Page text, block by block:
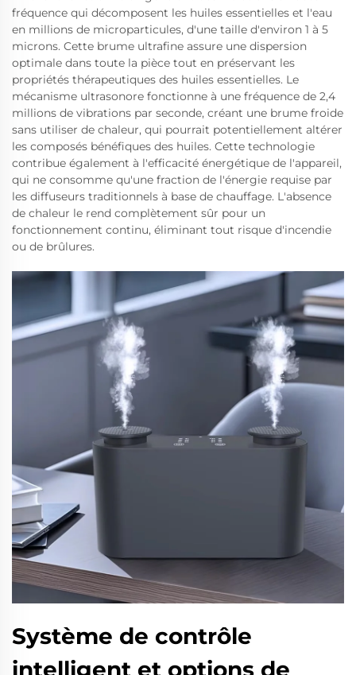
fréquence qui décomposent les huiles essentielles et l'eau
en millions de microparticules, d'une taille d'environ 1 à 5
microns. Cette brume ultrafine assure une dispersion
optimale dans toute la pièce tout en préservant les
propriétés thérapeutiques des huiles essentielles. Le
mécanisme ultrasonore fonctionne à une fréquence de 2,4
millions de vibrations par seconde, créant une brume froide
sans utiliser de chaleur, qui pourrait potentiellement altérer
les composés bénéfiques des huiles. Cette technologie
contribue également à l'efficacité énergétique de l'appareil,
qui ne consomme qu'une fraction de l'énergie requise par
les diffuseurs traditionnels à base de chauffage. L'absence
de chaleur le rend complètement sûr pour un
fonctionnement continu, éliminant tout risque d'incendie
ou de brûlures.
Système de contrôle
intelligent et options de